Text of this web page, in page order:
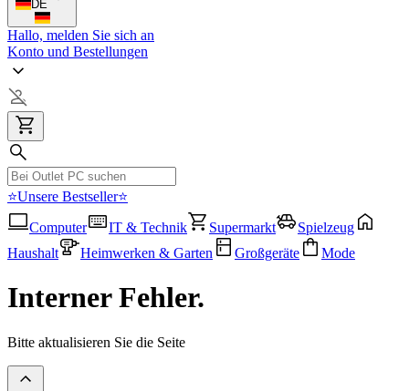
DE
Hallo, melden Sie sich an
Konto und Bestellungen
⭐Unsere Bestseller⭐
Computer
IT & Technik Supermarkt
Spielzeug
Haushalt
Heimwerken & Garten Großgeräte Mode
Interner Fehler.
Bitte aktualisieren Sie die Seite